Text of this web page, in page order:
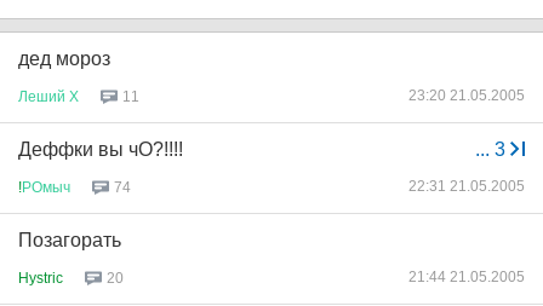
дед мороз
Леший Х 11 23:20 21.05.2005
... 3
Деффки вы чО?!!!!
!РОмыч 74 22:31 21.05.2005
Позагорать
Hystric 20 21:44 21.05.2005